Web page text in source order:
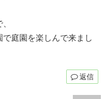
庭園を楽しんで来まし
返信